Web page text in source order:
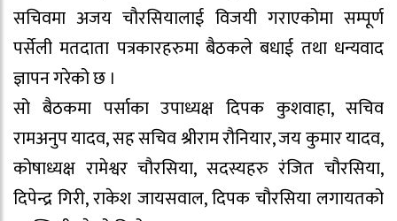
सचिवमा अजय चौरसियालाई विजयी गराएकोमा सम्पूर्ण
पर्सेली मतदाता पत्रकारहरुमा बैठकले बधाई तथा धन्यवाद
ज्ञापन गरेको छ ।
सो बैठकमा पर्साका उपाध्यक्ष दिपक कुशवाहा, सचिव
रामअनुप यादव, सह सचिव श्रीराम रौनियार, जय कुमार यादव,
कोषाध्यक्ष रामेश्वर चौरसिया, सदस्यहरु रंजित चौरसिया,
दिपेन्द्र गिरी, राकेश जायसवाल, दिपक चौरसिया लगायतको